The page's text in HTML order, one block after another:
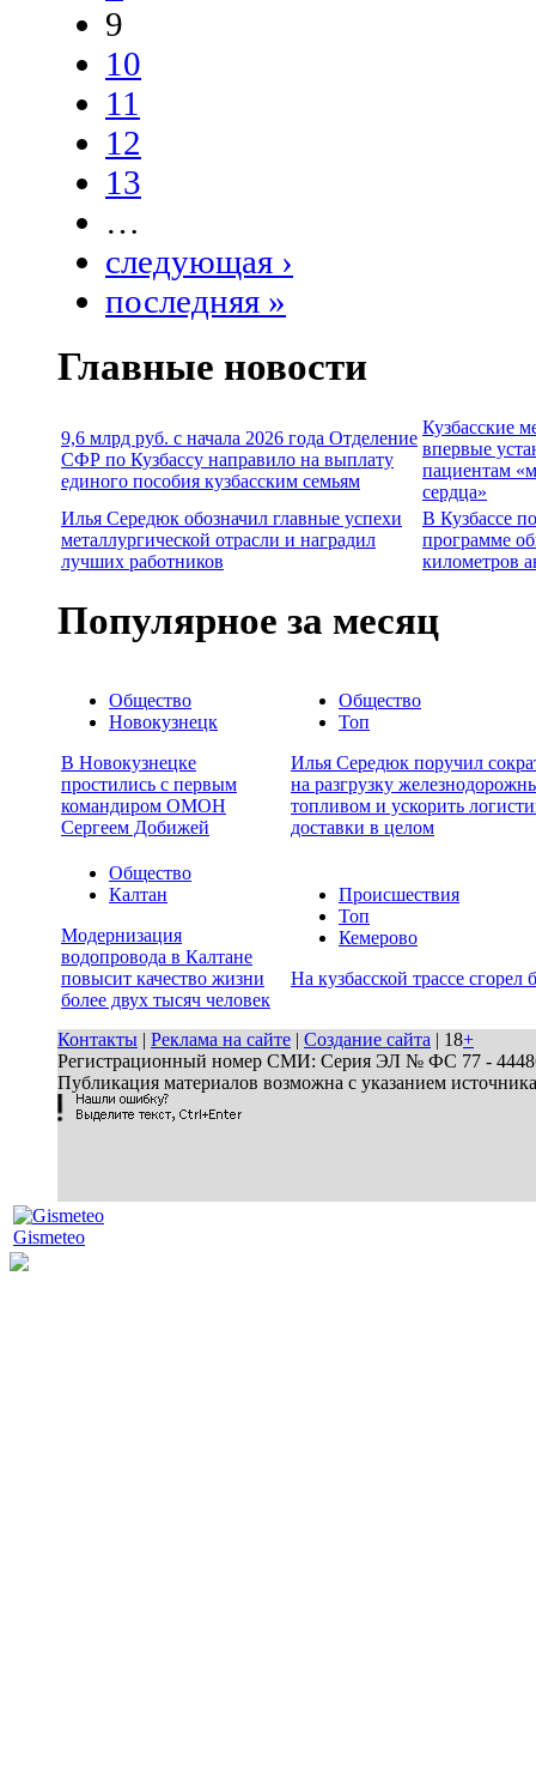
9
10
11
12
13
…
следующая ›
последняя »
Главные новости
9,6 млрд руб. с начала 2026 года Отделение
СФР по Кузбассу направило на выплату
единого пособия кузбасским семьям
Кузбасские
впервые
пациентам
сердца»
Илья Середюк обозначил главные успехи
металлургической отрасли и наградил
лучших работников
В Кузбассе
программе
километров
Популярное за месяц
Общество
Новокузнецк
В Новокузнецке
простились с первым
командиром ОМОН
Сергеем Добижей
Общество
Топ
Илья Середюк поручил
на разгрузку
топливом и ускорить
доставки в целом
Общество
Калтан
Модернизация
водопровода в Калтане
повысит качество жизни
более двух тысяч человек
Происшествия
Топ
Кемерово
На кузбасской трассе сгорел
Контакты | Реклама на сайте | Создание сайта | 18+
Регистрационный номер СМИ: Серия ЭЛ № ФС 77 - 44486
Публикация материалов возможна с указанием
Gismeteo